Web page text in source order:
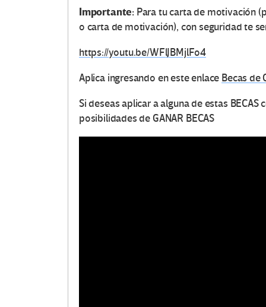
Importante: Para tu carta de motivación
o carta de motivación), con seguridad te
https://youtu.be/WFlJBMjlFo4
Aplica ingresando en este enlace Becas de
Si deseas aplicar a alguna de estas
posibilidades de GANAR BECAS